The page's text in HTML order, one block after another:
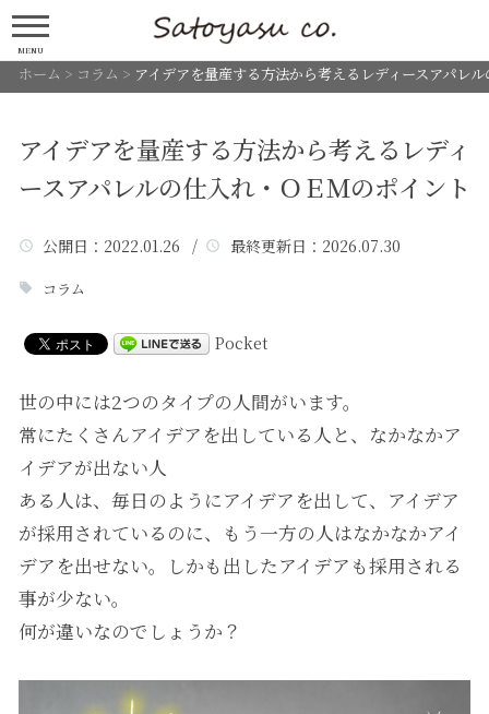
MENU
ホーム > コラム > アイデアを量産する方法から考えるレディースアパレ
アイデアを量産する方法から考えるレディ
ースアパレルの仕入れ・ＯＥＭのポイント
公開日 ：2022.01.26 / 最終更新日 ：2026.07.30
コラム
Pocket
世の中には2つのタイプの人間がいます。
常にたくさんアイデアを出している人と、なかなかア
イデアが出ない人
ある人は、毎日のようにアイデアを出して、アイデア
が採用されているのに、もう一方の人はなかなかアイ
デアを出せない。しかも出したアイデアも採用される
事が少ない。
何が違いなのでしょうか？